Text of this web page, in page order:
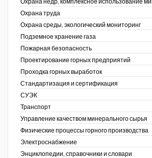
Охрана труда
Охрана среды, экологический мониторинг
Подземное хранение газа
Пожарная безопасность
Проектирование горных предприятий
Проходка горных выработок
Стандартизация и сертификация
СУЭК
Транспорт
Управление качеством минерального сырья
Физические процессы горного производства
Электроснабжение
Энциклопедии, справочники и словари